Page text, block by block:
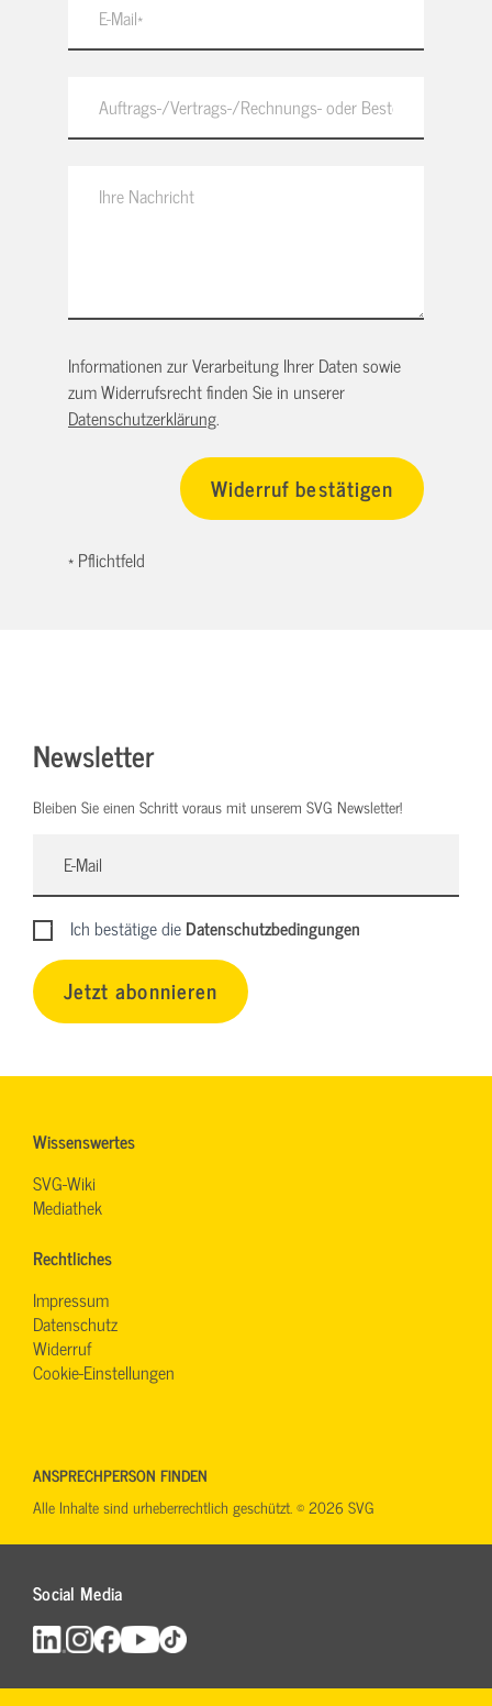
Informationen zur Verarbeitung Ihrer Daten sowie
zum Widerrufsrecht finden Sie in unserer
Datenschutzerklärung.
* Pflichtfeld
Newsletter
Bleiben Sie einen Schritt voraus mit unserem SVG Newsletter!
Ich bestätige dieDatenschutzbedingungen
Jetzt abonnieren
Wissenswertes
SVG-Wiki
Mediathek
Rechtliches
Impressum
Datenschutz
Widerruf
Cookie-Einstellungen
Social Media
ANSPRECHPERSON FINDEN
Alle Inhalte sind urheberrechtlich geschützt. © 2026 SVG